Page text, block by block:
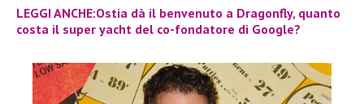
LEGGI ANCHE:Ostia dà il benvenuto a Dragonfly, quanto
costa il super yacht del co-fondatore di Google?